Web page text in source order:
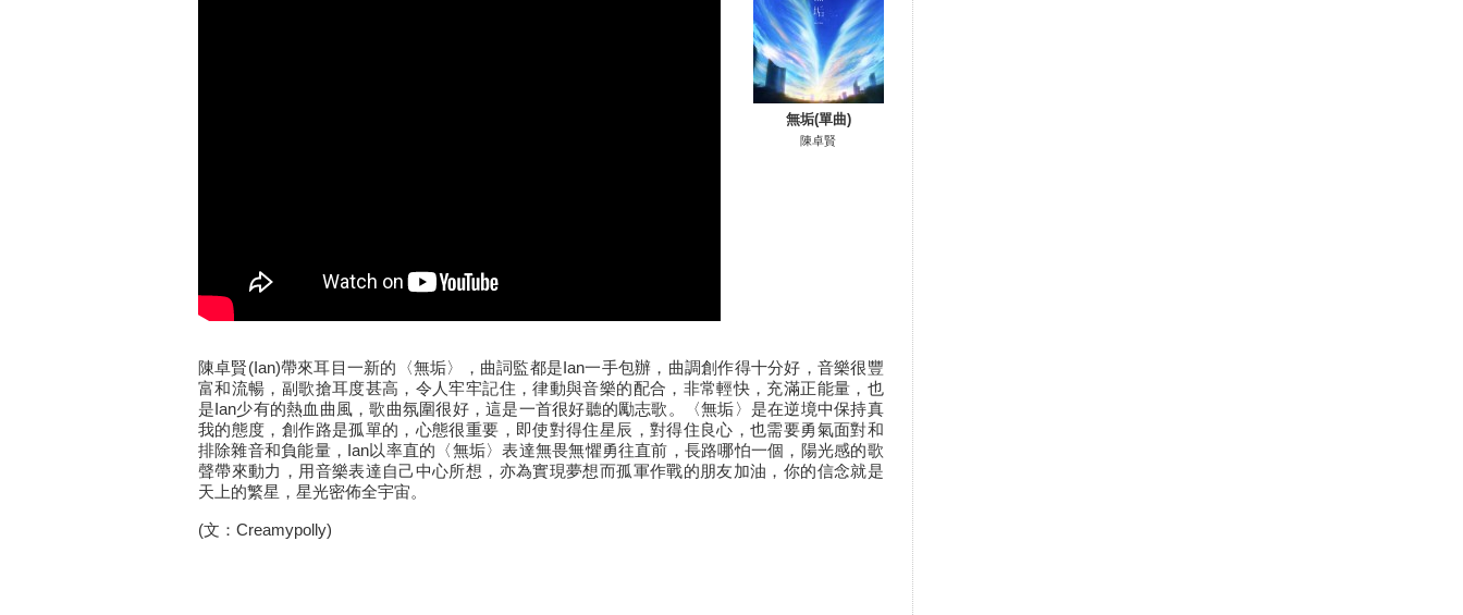
無垢(單曲)
陳卓賢
陳卓賢(Ian)帶來耳目一新的〈無垢〉，曲詞監都是Ian一手包辦，曲調創作得十分好，音樂很豐
富和流暢，副歌搶耳度甚高，令人牢牢記住，律動與音樂的配合，非常輕快，充滿正能量，也
是Ian少有的熱血曲風，歌曲氛圍很好，這是一首很好聽的勵志歌。〈無垢〉是在逆境中保持真
我的態度，創作路是孤單的，心態很重要，即使對得住星辰，對得住良心，也需要勇氣面對和
排除雜音和負能量，Ian以率直的〈無垢〉表達無畏無懼勇往直前，長路哪怕一個，陽光感的歌
聲帶來動力，用音樂表達自己中心所想，亦為實現夢想而孤軍作戰的朋友加油，你的信念就是
天上的繁星，星光密佈全宇宙。
(文：Creamypolly)